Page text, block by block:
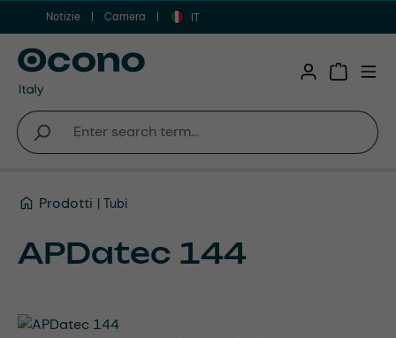
Vai al contenuto principale
Notizie Carriera IT
Prodotti Tubi
APDatec 144